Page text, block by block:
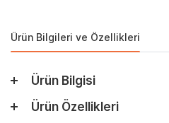
Ürün Bilgileri ve Özellikleri
Ürün Bilgisi
Ürün Özellikleri